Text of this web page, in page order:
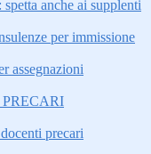
anche ai supplenti
per immissione
assegnazioni
precari